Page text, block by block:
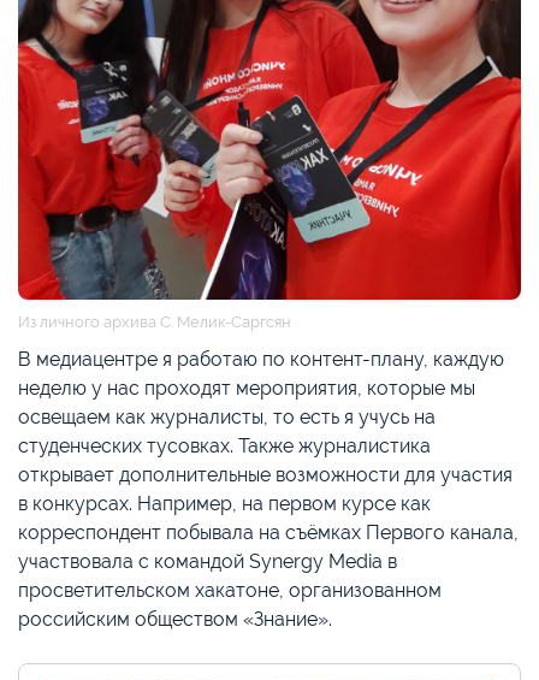
Из личного архива С. Мелик-Саргсян
В медиацентре я работаю по контент-плану, каждую
неделю у нас проходят мероприятия, которые мы
освещаем как журналисты, то есть я учусь на
студенческих тусовках. Также журналистика
открывает дополнительные возможности для участия
в конкурсах. Например, на первом курсе как
корреспондент побывала на съёмках Первого канала,
участвовала с командой Synergy Media в
просветительском хакатоне, организованном
российским обществом «Знание».